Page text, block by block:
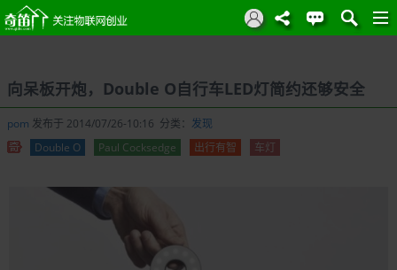
向呆板开炮，Double O自行车LED灯简约还够安全
pom 发布于 2014/07/26-10:16 分类： 发现
Double O
Paul Cocksedge 出行有智 车灯